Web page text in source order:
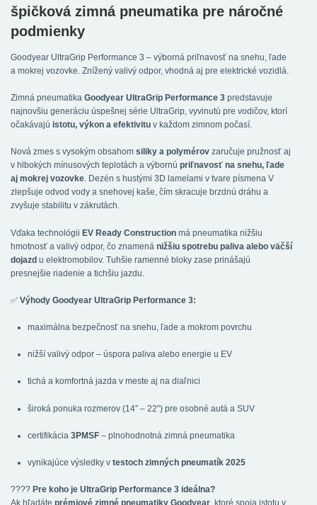
špičková zimná pneumatika pre náročné
podmienky
Goodyear UltraGrip Performance 3 – výborná priľnavosť na snehu, ľade
a mokrej vozovke. Znížený valivý odpor, vhodná aj pre elektrické vozidlá.
Zimná pneumatika Goodyear UltraGrip Performance 3 predstavuje
najnovšiu generáciu úspešnej série UltraGrip, vyvinutú pre vodičov, ktorí
očakávajú istotu, výkon a efektivitu v každom zimnom počasí.
Nová zmes s vysokým obsahom siliky a polymérov zaručuje pružnosť aj
v hlbokých mínusových teplotách a výbornú priľnavosť na snehu, ľade
aj mokrej vozovke. Dezén s hustými 3D lamelami v tvare písmena V
zlepšuje odvod vody a snehovej kaše, čím skracuje brzdnú dráhu a
zvyšuje stabilitu v zákrutách.
Vďaka technológii EV Ready Construction má pneumatika nižšiu
hmotnosť a valivý odpor, čo znamená nižšiu spotrebu paliva alebo väčší
dojazd u elektromobilov. Tuhšie ramenné bloky zase prinášajú
presnejšie riadenie a tichšiu jazdu.
✅ Výhody Goodyear UltraGrip Performance 3:
maximálna bezpečnosť na snehu, ľade a mokrom povrchu
nižší valivý odpor – úspora paliva alebo energie u EV
tichá a komfortná jazda v meste aj na diaľnici
široká ponuka rozmerov (14″ – 22″) pre osobné autá a SUV
certifikácia 3PMSF – plnohodnotná zimná pneumatika
vynikajúce výsledky v testoch zimných pneumatík 2025
???? Pre koho je UltraGrip Performance 3 ideálna?
Ak hľadáte prémiové zimné pneumatiky Goodyear, ktoré spoja istotu v